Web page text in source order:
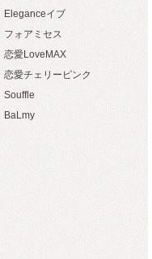
Eleganceイブ
フォアミセス
恋愛LoveMAX
恋愛チェリーピンク
Souffle
BaLmy